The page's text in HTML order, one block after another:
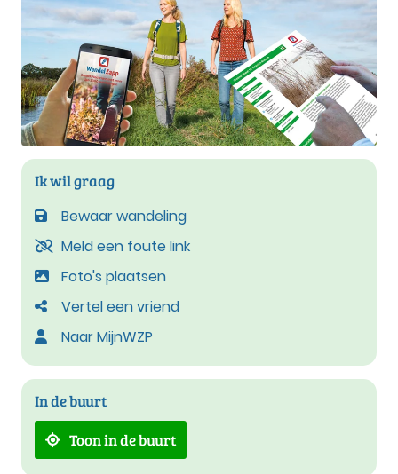
Ik wil graag
Bewaar wandeling
Meld een foute link
Foto's plaatsen
Vertel een vriend
Naar MijnWZP
In de buurt
Toon in de buurt